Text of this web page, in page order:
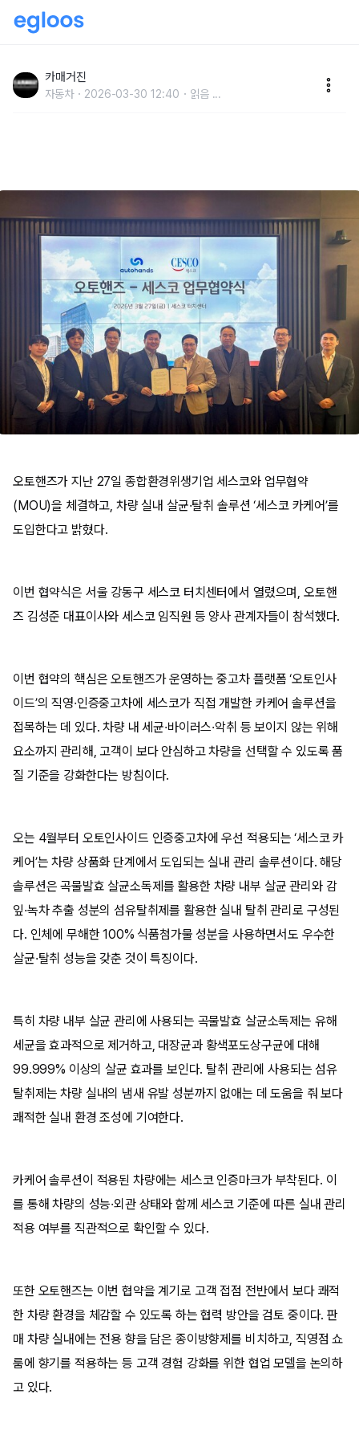
도입 카매거진
자동차 2026-03-30 12:40 읽음 ...
오토핸즈가 지난 27일 종합환경위생기업 세스코와 업무협약
(MOU)을 체결하고, 차량 실내 살균·탈취 솔루션 ‘세스코 카케어’를
도입한다고 밝혔다.
이번 협약식은 서울 강동구 세스코 터치센터에서 열렸으며, 오토핸
즈 김성준 대표이사와 세스코 임직원 등 양사 관계자들이 참석했다.
이번 협약의 핵심은 오토핸즈가 운영하는 중고차 플랫폼 ‘오토인사
이드’의 직영·인증중고차에 세스코가 직접 개발한 카케어 솔루션을
접목하는 데 있다. 차량 내 세균·바이러스·악취 등 보이지 않는 위해
요소까지 관리해, 고객이 보다 안심하고 차량을 선택할 수 있도록 품
질 기준을 강화한다는 방침이다.
오는 4월부터 오토인사이드 인증중고차에 우선 적용되는 ‘세스코 카
케어’는 차량 상품화 단계에서 도입되는 실내 관리 솔루션이다. 해당
솔루션은 곡물발효 살균소독제를 활용한 차량 내부 살균 관리와 감
잎·녹차 추출 성분의 섬유탈취제를 활용한 실내 탈취 관리로 구성된
다. 인체에 무해한 100% 식품첨가물 성분을 사용하면서도 우수한
살균·탈취 성능을 갖춘 것이 특징이다.
특히 차량 내부 살균 관리에 사용되는 곡물발효 살균소독제는 유해
세균을 효과적으로 제거하고, 대장균과 황색포도상구균에 대해
99.999% 이상의 살균 효과를 보인다. 탈취 관리에 사용되는 섬유
탈취제는 차량 실내의 냄새 유발 성분까지 없애는 데 도움을 줘 보다
쾌적한 실내 환경 조성에 기여한다.
카케어 솔루션이 적용된 차량에는 세스코 인증마크가 부착된다. 이
를 통해 차량의 성능·외관 상태와 함께 세스코 기준에 따른 실내 관리
적용 여부를 직관적으로 확인할 수 있다.
또한 오토핸즈는 이번 협약을 계기로 고객 접점 전반에서 보다 쾌적
한 차량 환경을 체감할 수 있도록 하는 협력 방안을 검토 중이다. 판
매 차량 실내에는 전용 향을 담은 종이방향제를 비치하고, 직영점 쇼
룸에 향기를 적용하는 등 고객 경험 강화를 위한 협업 모델을 논의하
고 있다.